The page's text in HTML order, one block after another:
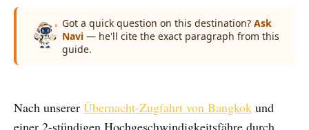
Got a quick question on this destination? Ask
Navi — he'll cite the exact paragraph from this
guide.
Nach unserer Übernacht-Zugfahrt von Bangkok und
einer 2-stündigen Hochgeschwindigkeitsfähre durch